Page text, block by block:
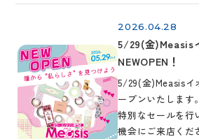
2026.04.28
5/29(金)Measis
NEWOPEN！
5/29(金)Measisイ
ープンいたします
特別なセールを行
機会にご来店くだ